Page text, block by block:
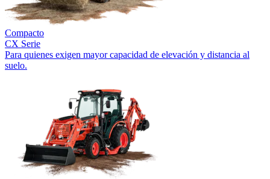
Compacto
CX Serie
Para quienes exigen mayor capacidad de elevación y distancia al
suelo.